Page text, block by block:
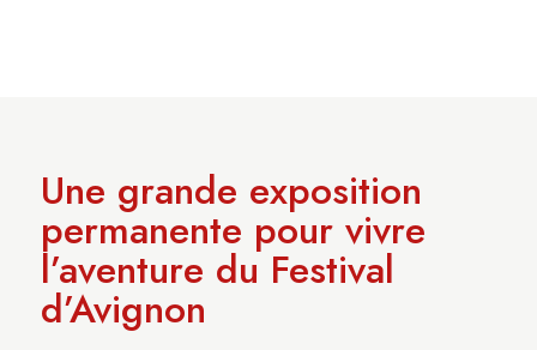
Une grande exposition
permanente pour vivre
l’aventure du Festival
d’Avignon